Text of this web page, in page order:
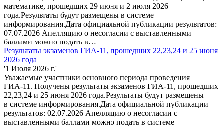
математике, прошедших 29 июня и 2 июля 2026
года.Результаты будут размещены в системе
информирования.Дата официальной публикации результатов:
07.07.2026 Апелляцию о несогласии с выставленными
баллами можно подать в…
Результаты экзаменов ГИА-11, прошедших 22,23,24 и 25 июня
2026 года
'1 Июля 2026 г.'
Уважаемые участники основного периода проведения
ГИА-11. Получены результаты экзаменов ГИА-11, прошедших
22,23,24 и 25 июня 2026 года.Результаты будут размещены
в системе информирования.Дата официальной публикации
результатов: 02.07.2026 Апелляцию о несогласии с
выставленными баллами можно подать в системе